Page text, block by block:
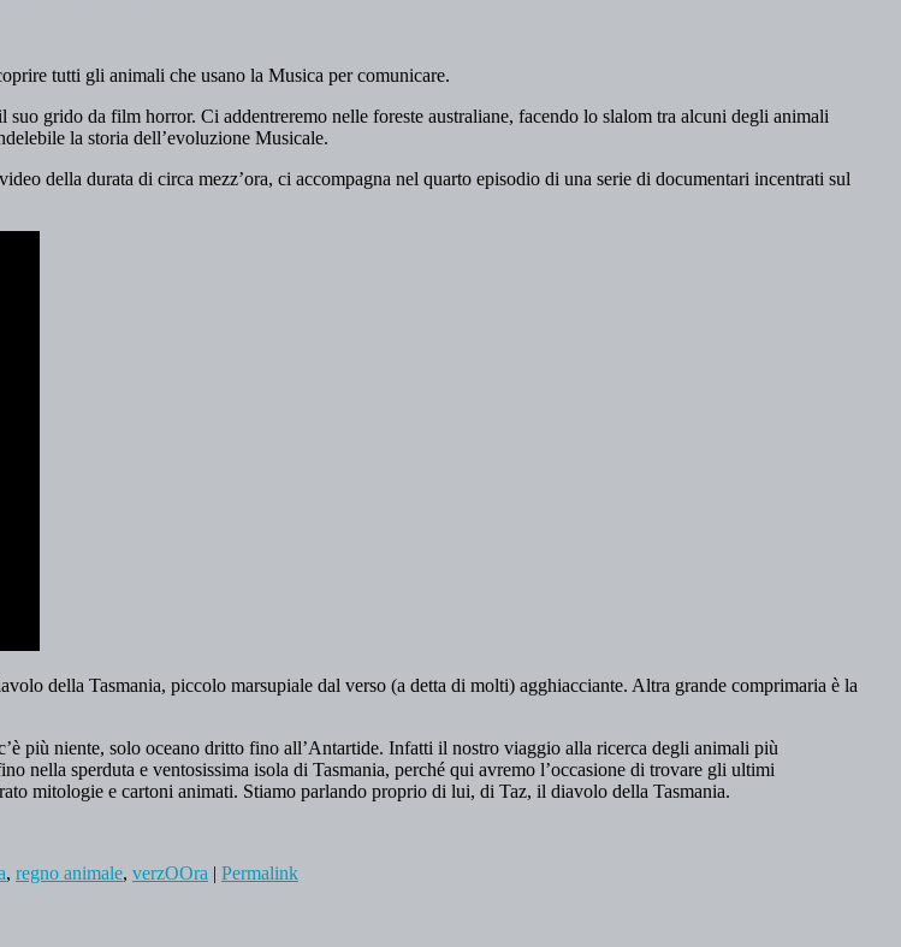
tutti gli animali che usano la Musica per comunicare.
grido da film horror. Ci addentreremo nelle foreste australiane, facendo lo slalom tra alcuni degli animali
la storia dell’evoluzione Musicale.
della durata di circa mezz’ora, ci accompagna nel quarto episodio di una serie di documentari incentrati sul
della Tasmania, piccolo marsupiale dal verso (a detta di molti) agghiacciante. Altra grande comprimaria è la
più niente, solo oceano dritto fino all’Antartide. Infatti il nostro viaggio alla ricerca degli animali più
nella sperduta e ventosissima isola di Tasmania, perché qui avremo l’occasione di trovare gli ultimi
mitologie e cartoni animati. Stiamo parlando proprio di lui, di Taz, il diavolo della Tasmania.
, regno animale, verzOOra | Permalink